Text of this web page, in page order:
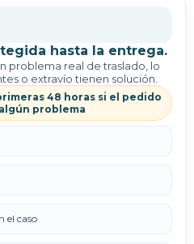
hasta la entrega.
problema real de traslado, lo
o extravío tienen solución.
48 horas si el pedido
problema
el caso